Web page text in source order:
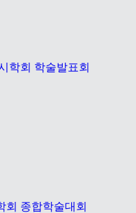
학회 학술발표회
회 종합학술대회